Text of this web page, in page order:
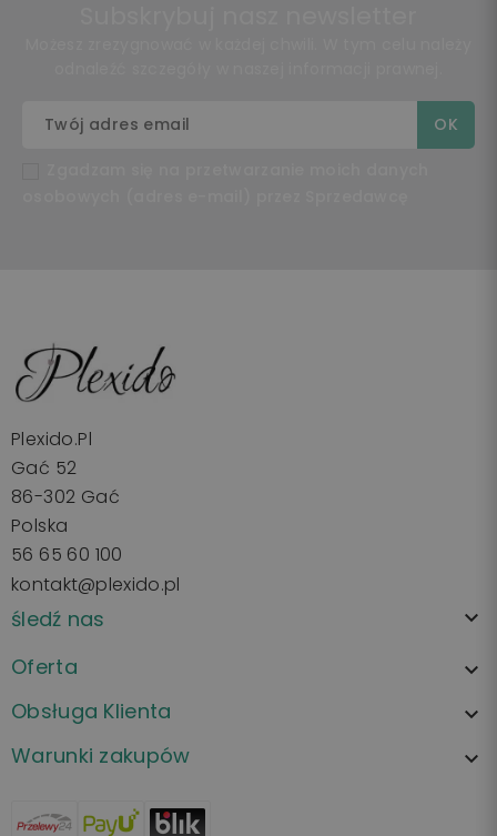
Plexido.pl
Gać 52
86-302 Gać
Polska
56 65 60 100
kontakt@plexido.pl
śledź nas 
Oferta 
Obsługa Klienta 
Warunki zakupów 